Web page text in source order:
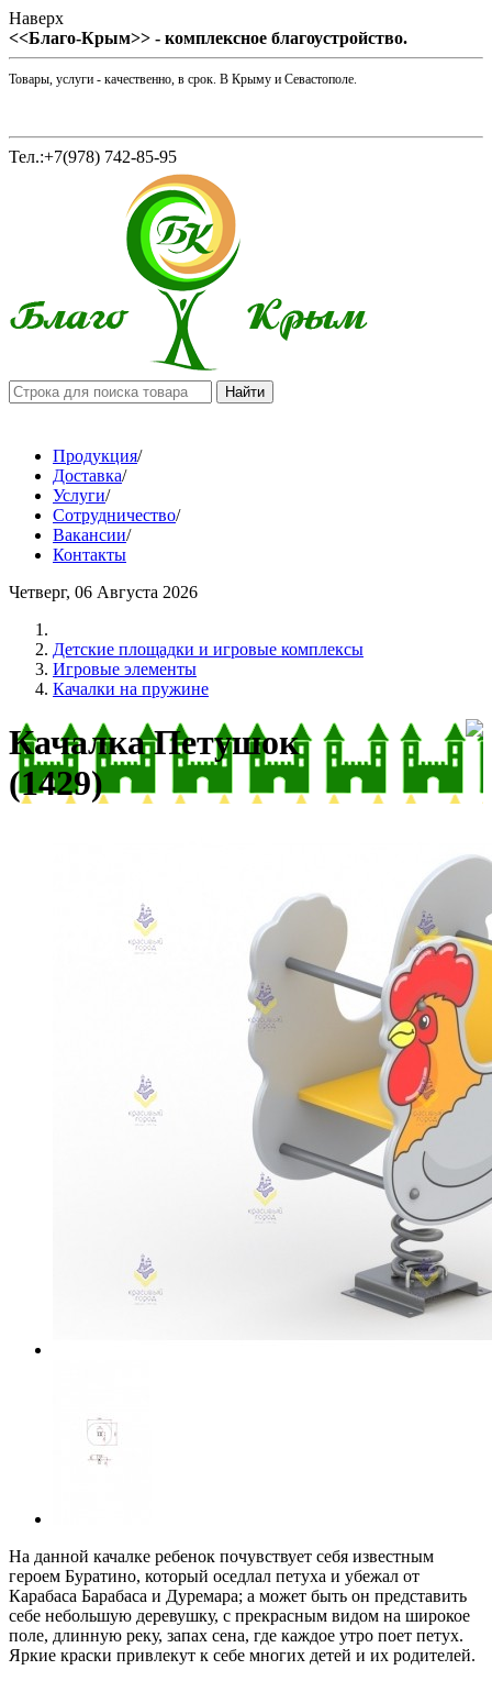
Наверх
<<Благо-Крым>> - комплексное благоустройство.
Товары, услуги - качественно, в срок. В Крыму и Севастополе.
Тел.:+7(978) 742-85-95
Продукция/
Доставка/
Услуги/
Сотрудничество/
Вакансии/
Контакты
Четверг, 06 Августа 2026
Детские площадки и игровые комплексы
Игровые элементы
Качалки на пружине
Качалка Петушок
(1429)
На данной качалке ребенок почувствует себя известным
героем Буратино, который оседлал петуха и убежал от
Карабаса Барабаса и Дуремара; а может быть он представить
себе небольшую деревушку, с прекрасным видом на широкое
поле, длинную реку, запах сена, где каждое утро поет петух.
Яркие краски привлекут к себе многих детей и их родителей.